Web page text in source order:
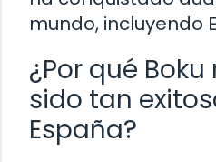
mundo, incluyendo
¿Por qué
sido tan
España?